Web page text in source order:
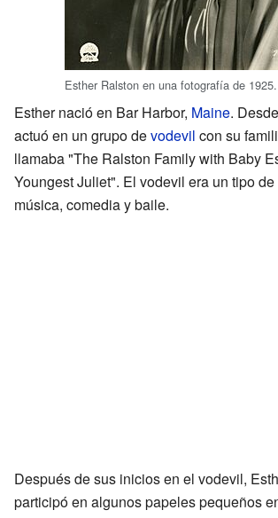
Esther Ralston en una fotografía de 1925.
Esther nació en Bar Harbor, Maine.
actuó en un grupo devodevil con su
llamaba "The Ralston Family with Baby
Youngest Juliet". El vodevil era un tipo
música, comedia y baile.
Después de sus inicios en el vodevil,
participó en algunos papeles pequeños